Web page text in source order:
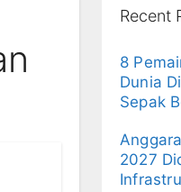
Recent
8
Dunia
Sepak
2027